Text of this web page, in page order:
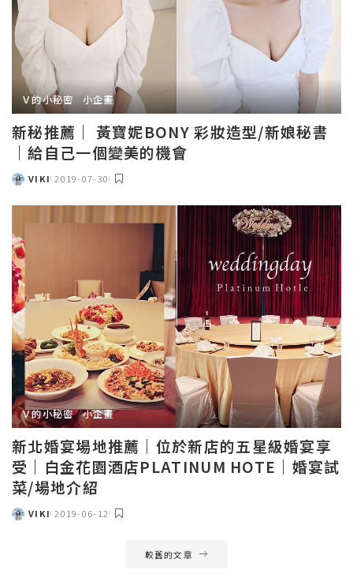
Ｖ的小秘密 小企畫
新秘推薦｜ 黃寶妮BONY 彩妝造型/新娘秘書
｜給自己一個變美的機會
POSTED
VIKI 2019-07-30
Ｖ的小秘密 小企畫
新北婚宴場地推薦｜位於新店的五星級婚宴享
受｜白金花園酒店PLATINUM HOTE｜婚宴試
菜/場地介紹
POSTED
VIKI 2019-06-12
較舊的文章